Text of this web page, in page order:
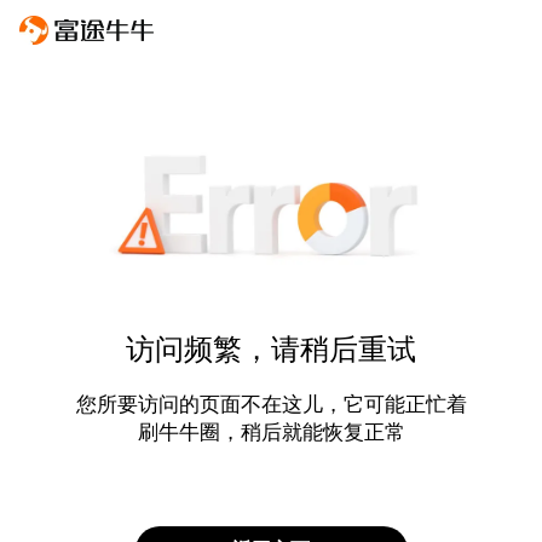
访问频繁，请稍后重试
您所要访问的页面不在这儿，它可能正忙着
刷牛牛圈，稍后就能恢复正常